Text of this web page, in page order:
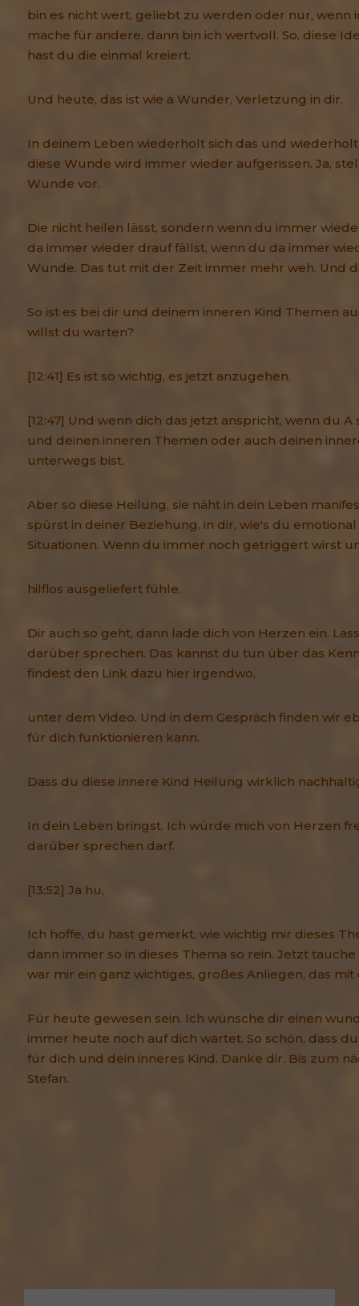
bin es nicht wert, geliebt zu werden oder nur, wenn
mache für andere, dann bin ich wertvoll. So, diese
hast du die einmal kreiert.
Und heute, das ist wie a Wunder, Verletzung in dir.
In deinem Leben wiederholt sich das und wiederholt
diese Wunde wird immer wieder aufgerissen. Ja,
Wunde vor.
Die nicht heilen lässt, sondern wenn du immer
da immer wieder drauf fällst, wenn du da immer
Wunde. Das tut mit der Zeit immer mehr weh. Und
So ist es bei dir und deinem inneren Kind Themen
willst du warten?
[12:41] Es ist so wichtig, es jetzt anzugehen.
[12:47] Und wenn dich das jetzt anspricht, wenn du
und deinen inneren Themen oder auch deinen
unterwegs bist,
Aber so diese Heilung, sie näht in dein Leben
spürst in deiner Beziehung, in dir, wie's du
Situationen. Wenn du immer noch getriggert wirst
hilflos ausgeliefert fühle.
Dir auch so geht, dann lade dich von Herzen ein.
darüber sprechen. Das kannst du tun über das
findest den Link dazu hier irgendwo,
unter dem Video. Und in dem Gespräch finden wir
für dich funktionieren kann.
Dass du diese innere Kind Heilung wirklich
In dein Leben bringst. Ich würde mich von Herzen
darüber sprechen darf.
[13:52] Ja hu,
Ich hoffe, du hast gemerkt, wie wichtig mir dieses
dann immer so in dieses Thema so rein. Jetzt
war mir ein ganz wichtiges, großes Anliegen, das mit
Für heute gewesen sein. Ich wünsche dir einen
immer heute noch auf dich wartet. So schön, dass
für dich und dein inneres Kind. Danke dir. Bis zum
Stefan.